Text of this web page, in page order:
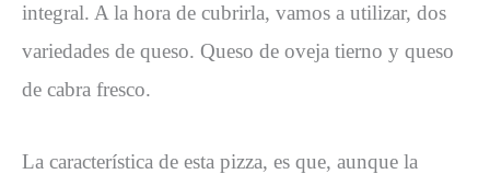
integral. A la hora de cubrirla, vamos a utilizar, dos
variedades de queso. Queso de oveja tierno y queso
de cabra fresco.
La característica de esta pizza, es que, aunque la